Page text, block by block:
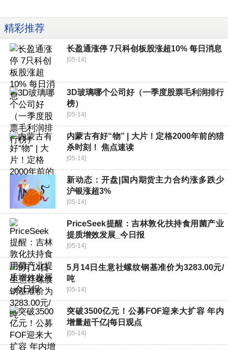
精彩推荐
长盈通涨停 7只科创板股涨超10% 每日消息
[05-14]
3D玻璃哪个公司好（一季度股票毛利润排行
榜）
[05-14]
内蒙古有好“物” | 大片！定格2000年前的猎
杀时刻！ 焦点速读
[05-14]
新动态：开盘|国内期货主力合约涨多跌少
沪银涨超3%
[05-14]
PriceSeek提醒：吉林敦化扶持食用菌产业
提质增效发展_今日报
[05-14]
5月14日生意社螺纹钢基准价为3283.00元/
吨
[05-14]
突破3500亿元！公募FOF迎来大扩容 年内
增量超千亿|每日观点
[05-14]